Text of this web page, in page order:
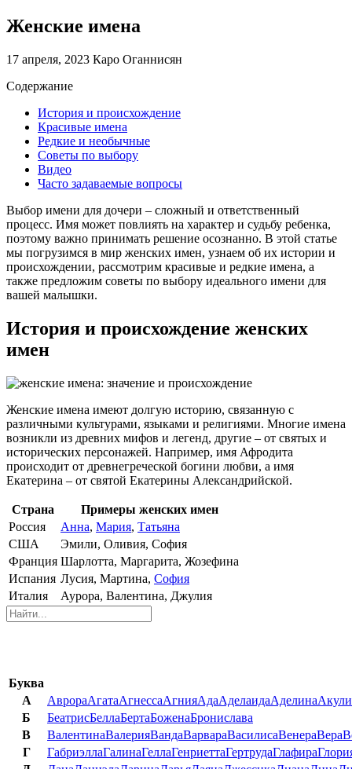
Женские имена
17 апреля, 2023 Каро Оганнисян
Содержание
История и происхождение
Красивые имена
Редкие и необычные
Советы по выбору
Видео
Часто задаваемые вопросы
Выбор имени для дочери – сложный и ответственный
процесс. Имя может повлиять на характер и судьбу ребенка,
поэтому важно принимать решение осознанно. В этой статье
мы погрузимся в мир женских имен, узнаем об их истории и
происхождении, рассмотрим красивые и редкие имена, а
также предложим советы по выбору идеального имени для
вашей малышки.
История и происхождение женских
имен
Женские имена имеют долгую историю, связанную с
различными культурами, языками и религиями. Многие имена
возникли из древних мифов и легенд, другие – от святых и
исторических персонажей. Например, имя Афродита
происходит от древнегреческой богини любви, а имя
Екатерина – от святой Екатерины Александрийской.
Страна
Примеры женских имен
Россия
Анна, Мария, Татьяна
США
Эмили, Оливия, София
Франция Шарлотта, Маргарита, Жозефина
Испания Лусия, Мартина, София
Италия
Аурора, Валентина, Джулия
Буква
А
АврораАгатаАгнессаАгнияАдаАделаидаАделина
Б
БеатрисБеллаБертаБоженаБронислава
В
ВалентинаВалерияВандаВарвараВасилисаВенераВера
Г
ГабриэллаГалинаГеллаГенриеттаГертрудаГлафира